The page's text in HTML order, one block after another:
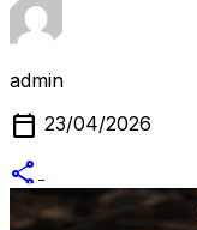
admin
calendar_today 23/04/2026
share